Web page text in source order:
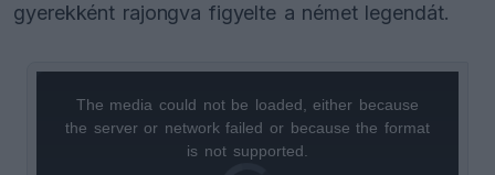
gyerekként rajongva figyelte a német legendát.
The media could not be loaded, either because
the server or network failed or because the format
is not supported.